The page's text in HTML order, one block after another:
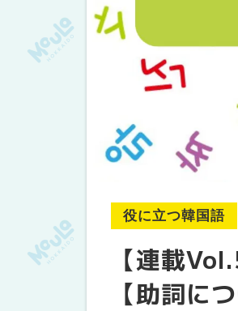
役に立つ韓国語
【連載
【助詞に